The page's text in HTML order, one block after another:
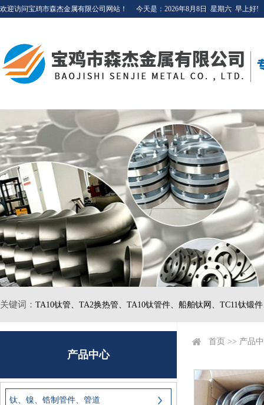
欢迎访问宝鸡市森杰金属有限公司网站！ 今天是： 2026年8月8日 星期六 早上好!
关键词： TA10钛管、 TA2换热管、 TA10钛管件、 船舶钛网、 TC11钛锻
产品中心
钛、镍、锆制管件、管道
首页 >> 产品